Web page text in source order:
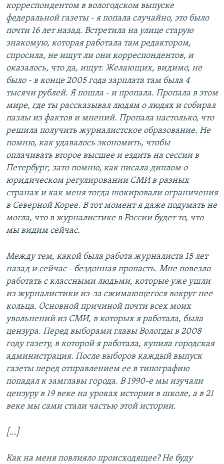
корреспондентом в вологодском выпуске
федеральной газеты - я попала случайно, это было
почти 16 лет назад. Встретила на улице старую
знакомую, которая работала там редактором,
спросила, не ищут ли они корреспондентов, и
оказалось, что да, ищут. Желающих, видимо, не
было - в конце 2005 года зарплата там была 4
тысячи рублей. Я пошла - и пропала. Пропала в этом
мире, где ты рассказывал людям о людях и собирал
пазлы из фактов и мнений. Пропала настолько, что
решила получить журналистское образование. Не
помню, как удавалось экономить, чтобы
оплачивать второе высшее и ездить на сессии в
Петербург, зато помню, как писала диплом о
юридическом регулировании СМИ в разных
странах и как меня тогда шокировали ограничения
в Северной Корее. В тот момент я даже подумать не
могла, что в журналистике в России будет то, что
мы видим сейчас.
Между тем, какой была работа журналиста 15 лет
назад и сейчас - бездонная пропасть. Мне повезло
работать с классными людьми, которые уже ушли
из журналистики из-за сжимающегося вокруг нее
кольца. Основной причиной почти всех моих
увольнений из СМИ, в которых я работала, была
цензура. Перед выборами главы Вологды в 2008
году газету, в которой я работала, купила городская
администрация. После выборов каждый выпуск
газеты перед отправлением ее в типографию
попадал к замглавы города. В 1990-е мы изучали
цензуру в 19 веке на уроках истории в школе, а в 21
веке мы сами стали частью этой истории.
[...]
Как на меня повлияло происходящее? Не буду